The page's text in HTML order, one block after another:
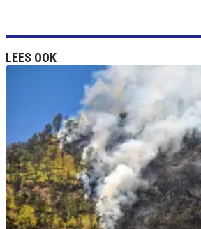
LEES OOK